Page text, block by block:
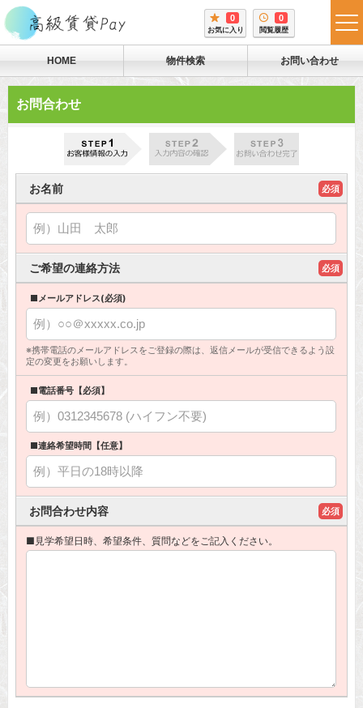
0
お気に入り
0
閲覧履歴
HOME 物件検索 お問い合わせ
お問合わせ
お名前 必須
ご希望の連絡方法 必須
■メールアドレス(必須)
※携帯電話のメールアドレスをご登録の際は、返信メールが受信できるよう設
定の変更をお願いします。
■電話番号【必須】
■連絡希望時間【任意】
お問合わせ内容 必須
■見学希望日時、希望条件、質問などをご記入ください。